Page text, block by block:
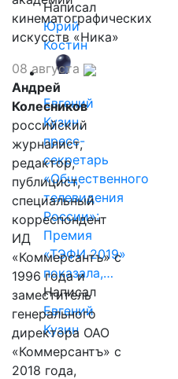
Написал
Юрий
Костин
Евгений
Кузин,
пресс-
секретарь
«Общественного
телевидения
России»:
Премия
«ТЭФИ 2019»
показала,…
Написал
Евгений
Кузин
кинематографических
искусств «Ника»
08 августа
Андрей
Колесников
российский
журналист,
редактор,
публицист,
специальный
корреспондент
ИД
«Коммерсантъ» с
1996 года и
заместитель
генерального
директора ОАО
«Коммерсантъ» с
2018 года,